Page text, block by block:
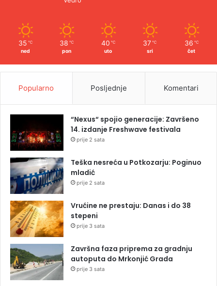
35 ℃
ned
38 ℃
pon
40 ℃
uto
37 ℃
sri
36 ℃
čet
Popularno Posljednje Komentari
“Nexus“ spojio generacije: Završeno
14. izdanje Freshwave festivala
prije 2 sata
Teška nesreća u Potkozarju: Poginuo
mladić
prije 2 sata
Vrućine ne prestaju: Danas i do 38
stepeni
prije 3 sata
Završna faza priprema za gradnju
autoputa do Mrkonjić Grada
prije 3 sata